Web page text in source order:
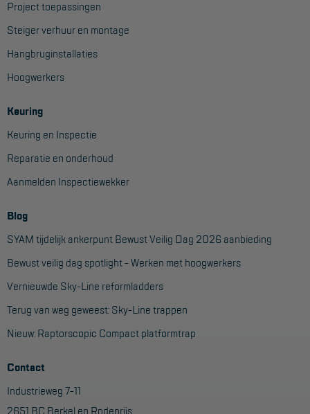
Project toepassingen
Steiger verhuur en montage
Hangbruginstallaties
Hoogwerkers
Keuring
Keuring en Inspectie
Reparatie en onderhoud
Aanmelden Inspectiewekker
Blog
SYAM tijdelijk ankerpunt Bewust Veilig Dag 2026 aanbieding
Bewust veilig dag spotlight - Werken met hoogwerkers
Vernieuwde Sky-Line reformladders
Terug van weg geweest: Sky-Line trappen
Nieuw: Raptorscopic Compact platformtrap
Contact
Industrieweg 7-11
2651 BC Berkel en Rodenrijs